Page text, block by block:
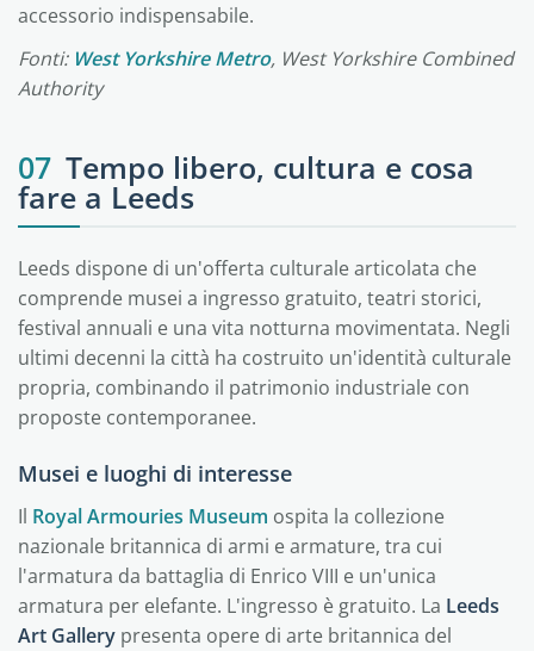
accessorio indispensabile.
Fonti: West Yorkshire Metro, West Yorkshire Combined
Authority
07 Tempo libero, cultura e cosa
fare a Leeds
Leeds dispone di un'offerta culturale articolata che
comprende musei a ingresso gratuito, teatri storici,
festival annuali e una vita notturna movimentata. Negli
ultimi decenni la città ha costruito un'identità culturale
propria, combinando il patrimonio industriale con
proposte contemporanee.
Musei e luoghi di interesse
Il Royal Armouries Museum ospita la collezione
nazionale britannica di armi e armature, tra cui
l'armatura da battaglia di Enrico VIII e un'unica
armatura per elefante. L'ingresso è gratuito. La Leeds
Art Gallery presenta opere di arte britannica del